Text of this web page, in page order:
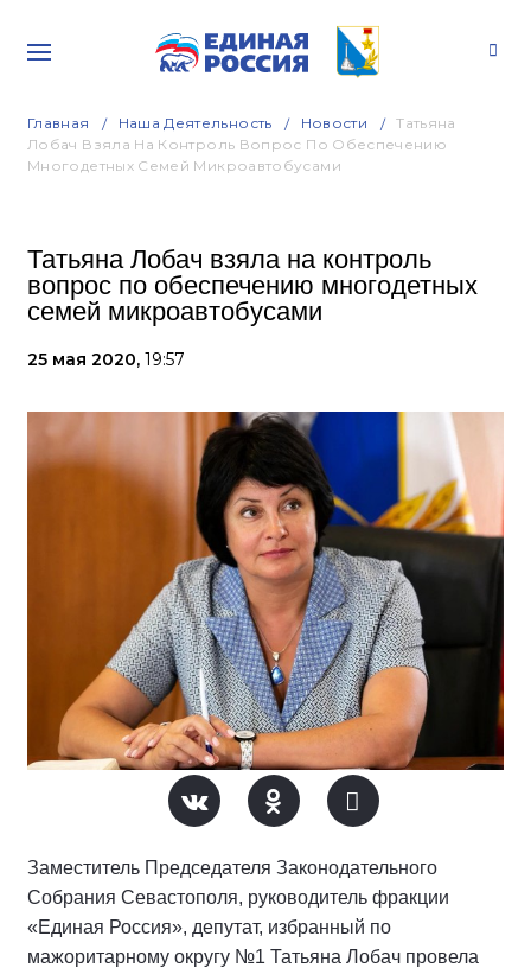
Главная Наша Деятельность Новости
Татьяна
Лобач Взяла На Контроль Вопрос По Обеспечению
Многодетных Семей Микроавтобусами
Татьяна Лобач взяла на контроль
вопрос по обеспечению многодетных
семей микроавтобусами
25 мая 2020, 19:57
Заместитель Председателя Законодательного
Собрания Севастополя, руководитель фракции
«Единая Россия», депутат, избранный по
мажоритарному округу №1 Татьяна Лобач провела